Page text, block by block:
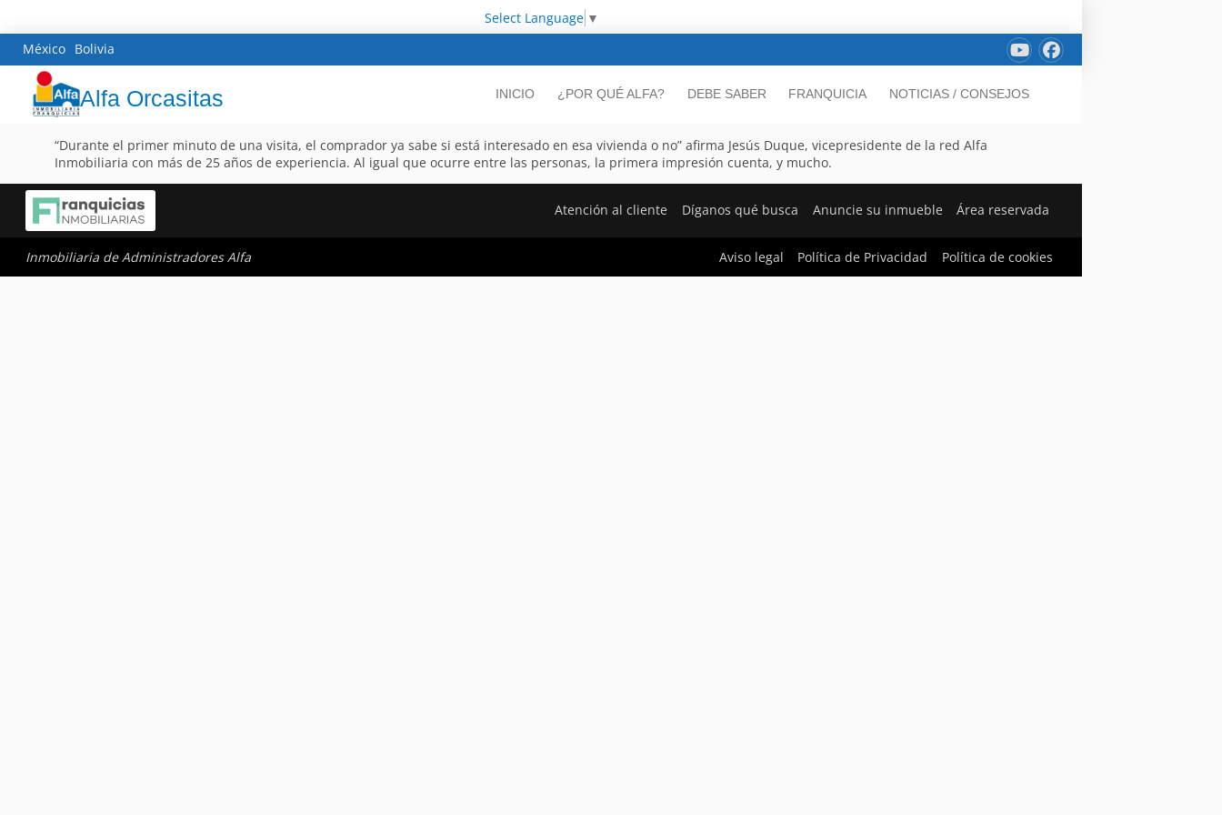
Select Language ▼
México Bolivia
Alfa Orcasitas INICIO ¿POR QUÉ ALFA? DEBE SABER FRANQUICIA NOTICIAS / CONSEJOS
“Durante el primer minuto de una visita, el comprador ya sabe si está interesado en esa vivienda o no” afirma Jesús Duque, vicepresidente de la red Alfa
Inmobiliaria con más de 25 años de experiencia. Al igual que ocurre entre las personas, la primera impresión cuenta, y mucho.
Atención al cliente Díganos qué busca Anuncie su inmueble Área reservada
Inmobiliaria de Administradores Alfa Aviso legal Política de Privacidad Política de cookies